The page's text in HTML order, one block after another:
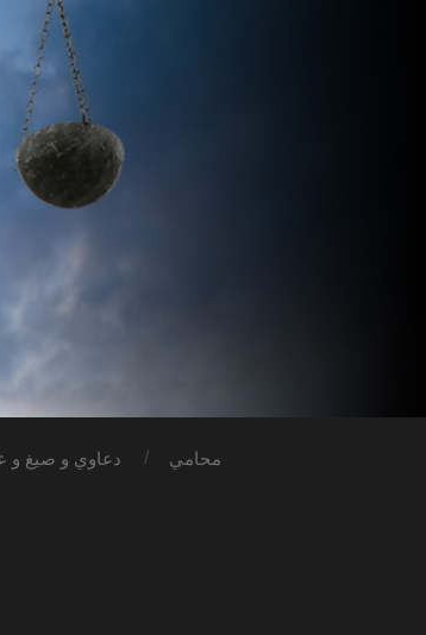
محامي دعاوي و صيغ و